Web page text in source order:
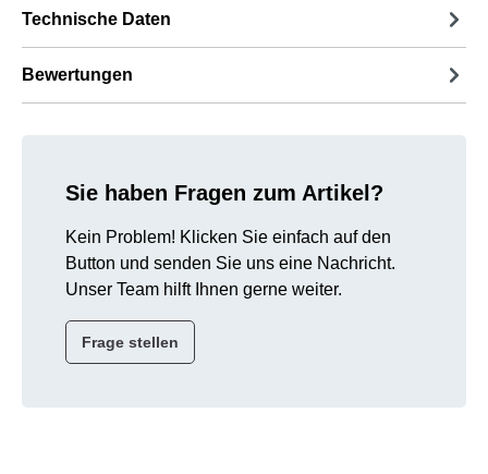
Technische Daten
Bewertungen
Sie haben Fragen zum Artikel?
Kein Problem! Klicken Sie einfach auf den
Button und senden Sie uns eine Nachricht.
Unser Team hilft Ihnen gerne weiter.
Frage stellen